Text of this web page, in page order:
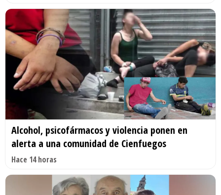
Alcohol, psicofármacos y violencia ponen en
alerta a una comunidad de Cienfuegos
Hace 14 horas